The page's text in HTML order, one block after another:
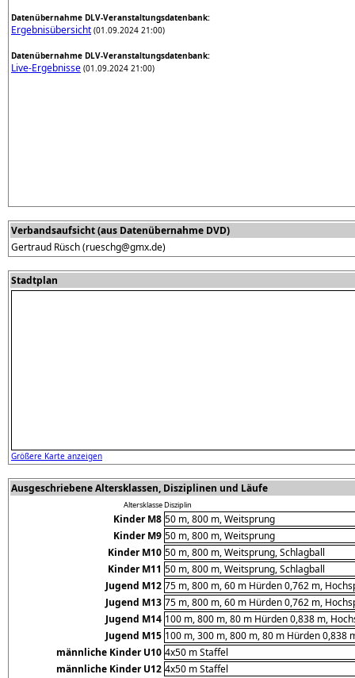
Datenübernahme DLV-Veranstaltungsdatenbank:
Ergebnisübersicht (01.09.2024 21:00)
Datenübernahme DLV-Veranstaltungsdatenbank:
Live-Ergebnisse (01.09.2024 21:00)
Verbandsaufsicht (aus Datenübernahme DVD)
Gertraud Rüsch (rueschg@gmx.de)
Stadtplan
Größere Karte anzeigen
Ausgeschriebene Altersklassen, Disziplinen und Läufe
AltersklasseDisziplin
Kinder M8 50 m, 800 m, Weitsprung
Kinder M9 50 m, 800 m, Weitsprung
Kinder M10 50 m, 800 m, Weitsprung, Schlagball
Kinder M11 50 m, 800 m, Weitsprung, Schlagball
Jugend M12 75 m, 800 m, 60 m Hürden 0,762 m,
Jugend M13 75 m, 800 m, 60 m Hürden 0,762 m,
Jugend M14 100 m, 800 m, 80 m Hürden 0,838 m,
Jugend M15 100 m, 300 m, 800 m, 80 m Hürden 0,838
männliche Kinder U10 4x50 m Staffel
männliche Kinder U12 4x50 m Staffel